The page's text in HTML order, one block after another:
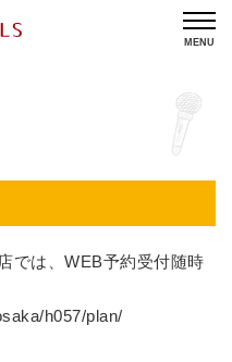
MENU
では、WEB予約受付随時
h057/plan/